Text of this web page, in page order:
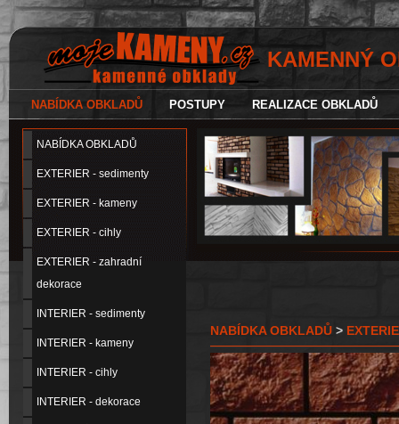
KAMENNÝ
NABÍDKA OBKLADŮ POSTUPY REALIZACE OBKLADŮ
NABÍDKA OBKLADŮ
EXTERIER - sedimenty
EXTERIER - kameny
EXTERIER - cihly
EXTERIER - zahradní
dekorace
INTERIER - sedimenty
INTERIER - kameny
INTERIER - cihly
INTERIER - dekorace
NABÍDKA OBKLADŮ >